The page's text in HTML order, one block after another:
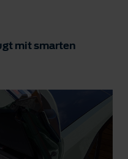
mit smarten